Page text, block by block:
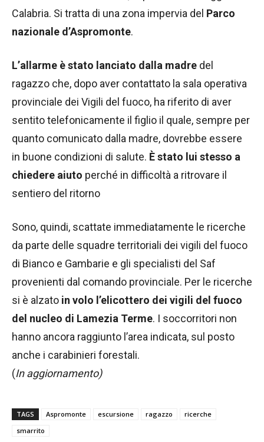
Calabria. Si tratta di una zona impervia del Parco
nazionale d’Aspromonte.
L’allarme è stato lanciato dalla madre del
ragazzo che, dopo aver contattato la sala operativa
provinciale dei Vigili del fuoco, ha riferito di aver
sentito telefonicamente il figlio il quale, sempre per
quanto comunicato dalla madre, dovrebbe essere
in buone condizioni di salute. È stato lui stesso a
chiedere aiuto perché in difficoltà a ritrovare il
sentiero del ritorno
Sono, quindi, scattate immediatamente le ricerche
da parte delle squadre territoriali dei vigili del fuoco
di Bianco e Gambarie e gli specialisti del Saf
provenienti dal comando provinciale. Per le ricerche
si è alzato in volo l’elicottero dei vigili del fuoco
del nucleo di Lamezia Terme. I soccorritori non
hanno ancora raggiunto l’area indicata, sul posto
anche i carabinieri forestali.
(In aggiornamento)
TAGS Aspromonte escursione ragazzo
ricerche
smarrito